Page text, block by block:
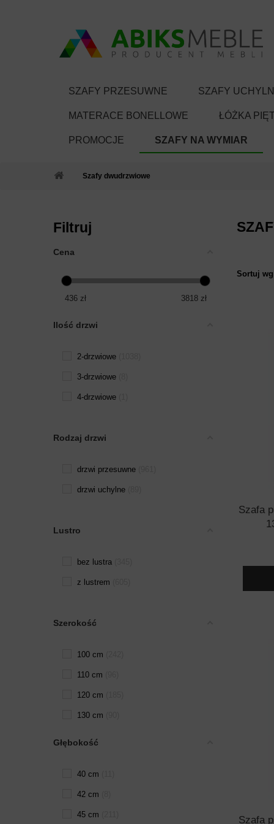
SZAFY PRZESUWNE SZAFY
MATERACE BONELLOWE ŁÓŻKA
PROMOCJE SZAFY NA WYMIAR
Szafy dwudrzwiowe
Filtruj
Cena
436 zł 3818 zł
Ilość drzwi
2-drzwiowe
3-drzwiowe
4-drzwiowe
Rodzaj drzwi
drzwi przesuwne
drzwi uchylne
Lustro
bez lustra
z lustrem
Szerokość
100 cm
110 cm
120 cm
130 cm
160 cm
170 cm
180 cm
Głębokość
40 cm
42 cm
45 cm
Sortuj wg
Szafa
Szafa